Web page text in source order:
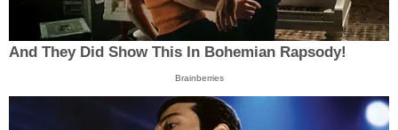
And They Did Show This In Bohemian Rapsody!
Brainberries